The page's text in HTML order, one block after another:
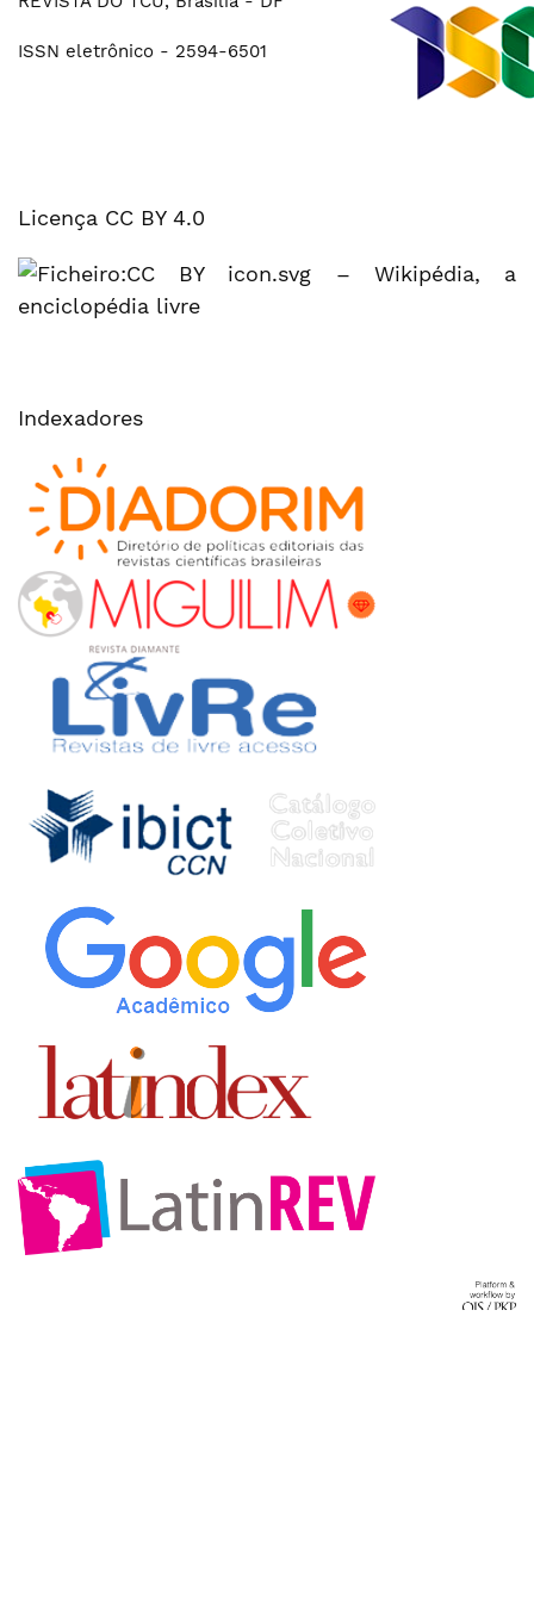
ISSN eletrônico - 2594-6501
Licença CC BY 4.0
Indexadores